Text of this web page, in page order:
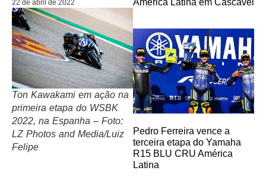
22 de abril de 2022
Ton Kawakami em ação na
primeira etapa do WSBK
2022, na Espanha – Foto:
LZ Photos and Media/Luiz
Felipe
América Latina em Cascavel
Pedro Ferreira vence a
terceira etapa do Yamaha
R15 BLU CRU América
Latina